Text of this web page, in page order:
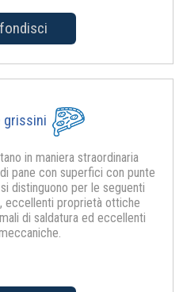
grissini
in maniera straordinaria
pane con superfici con punte
distinguono per le seguenti
eccellenti proprietà ottiche
di saldatura ed eccellenti